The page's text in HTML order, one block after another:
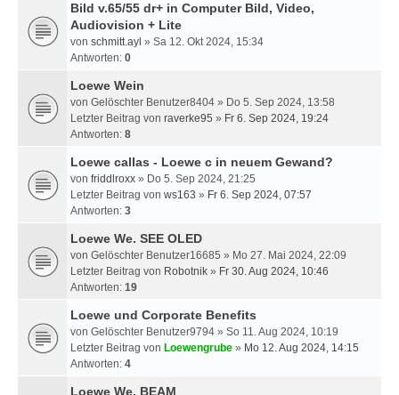
Bild v.65/55 dr+ in Computer Bild, Video,
Audiovision + Lite
von schmitt.ayl » Sa 12. Okt 2024, 15:34
Antworten: 0
Loewe Wein
von Gelöschter Benutzer8404 » Do 5. Sep 2024, 13:58
Letzter Beitrag von raverke95 » Fr 6. Sep 2024, 19:24
Antworten: 8
Loewe callas - Loewe c in neuem Gewand?
von friddlroxx » Do 5. Sep 2024, 21:25
Letzter Beitrag von ws163 » Fr 6. Sep 2024, 07:57
Antworten: 3
Loewe We. SEE OLED
von Gelöschter Benutzer16685 » Mo 27. Mai 2024, 22:09
Letzter Beitrag von Robotnik » Fr 30. Aug 2024, 10:46
Antworten: 19
Loewe und Corporate Benefits
von Gelöschter Benutzer9794 » So 11. Aug 2024, 10:19
Letzter Beitrag von Loewengrube » Mo 12. Aug 2024, 14:15
Antworten: 4
Loewe We. BEAM